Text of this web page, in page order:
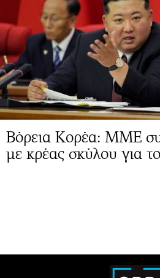
Βόρεια Κορέα: ΜΜΕ
με κρέας σκύλου για